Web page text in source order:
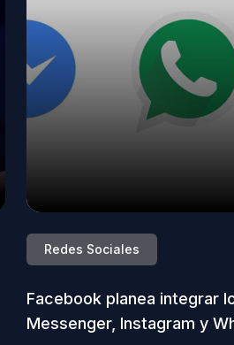
Redes Sociales
Facebook planea integrar
Messenger, Instagram y